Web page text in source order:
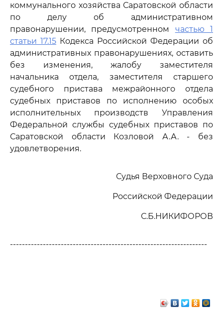
коммунального хозяйства Саратовской области
по делу об административном
правонарушении, предусмотренном частью 1
статьи 17.15 Кодекса Российской Федерации об
административных правонарушениях, оставить
без изменения, жалобу заместителя
начальника отдела, заместителя старшего
судебного пристава межрайонного отдела
судебных приставов по исполнению особых
исполнительных производств Управления
Федеральной службы судебных приставов по
Саратовской области Козловой А.А. - без
удовлетворения.
Судья Верховного Суда
Российской Федерации
С.Б.НИКИФОРОВ
------------------------------------------------------------------